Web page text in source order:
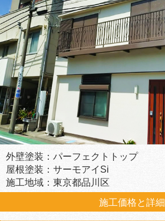
外壁塗装：パーフェクトトップ
屋根塗装：サーモアイSi
施工地域：東京都品川区
施工価格と詳細